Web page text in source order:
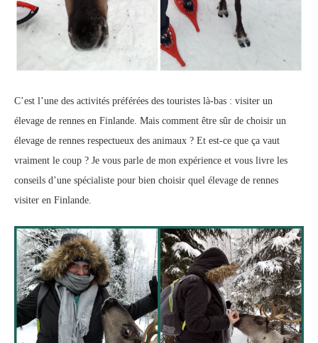
C’est l’une des activités préférées des touristes là-bas : visiter un
élevage de rennes en Finlande. Mais comment être sûr de choisir un
élevage de rennes respectueux des animaux ? Et est-ce que ça vaut
vraiment le coup ? Je vous parle de mon expérience et vous livre les
conseils d’une spécialiste pour bien choisir quel élevage de rennes
visiter en Finlande.